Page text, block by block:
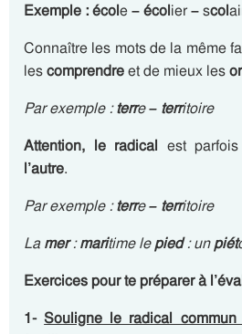
Exemple : école– écolier–scol
Connaître les mots de la même
lescomprendreet de mieux les
Par exemple :terre– territoire
Attention, le radical est parfois
l’autre.
Par exemple :terre– territoire
Lamer:maritime lepied: unpiét
Exercices pour te préparer à
1-Souligne le radical